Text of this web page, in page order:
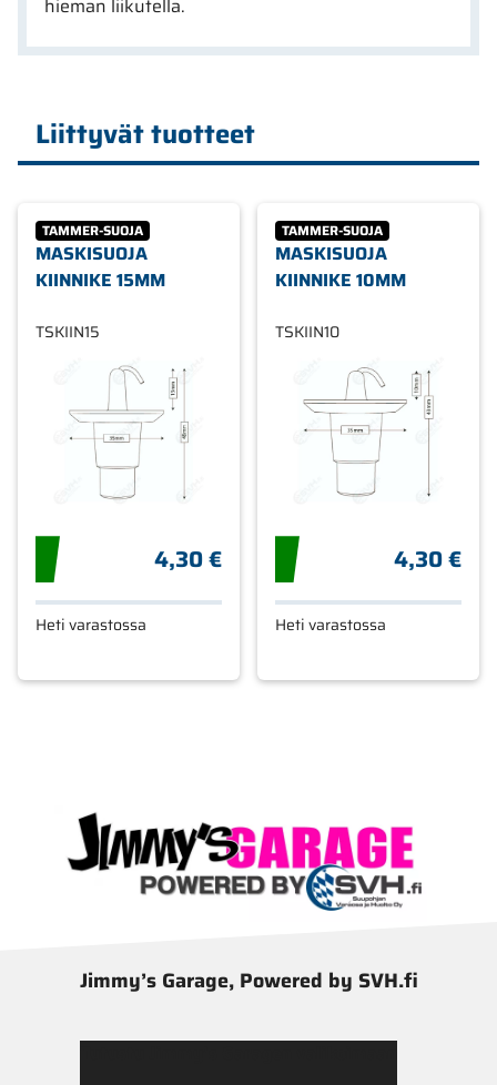
hieman liikutella.
Liittyvät tuotteet
TAMMER-SUOJA
MASKISUOJA
KIINNIKE 15MM
TSKIIN15
4,30 €
Heti varastossa
TAMMER-SUOJA
MASKISUOJA
KIINNIKE 10MM
TSKIIN10
4,30 €
Heti varastossa
Jimmy’s Garage, Powered by SVH.fi